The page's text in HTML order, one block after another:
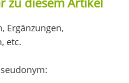
Ergänzungen,
etc.